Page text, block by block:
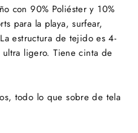
con 90% Poliéster y 10%
para la playa, surfear,
estructura de tejido es 4-
ligero. Tiene cinta de
todo lo que sobre de tela